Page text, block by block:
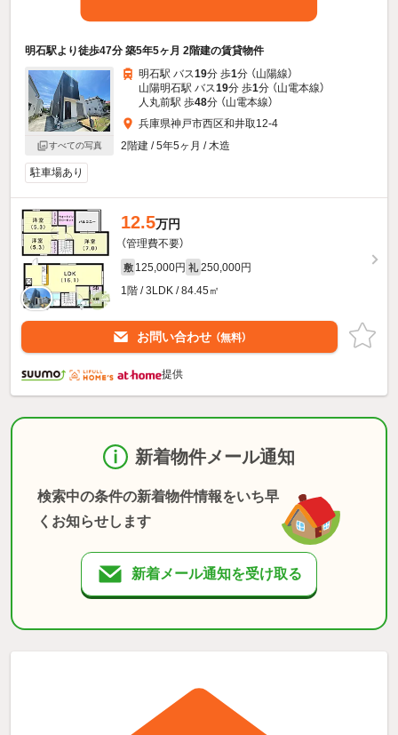
明石駅より徒歩47分 築5年5ヶ月 2階建の賃貸物件
すべての写真
明石駅 バス19分 歩1分 （山陽線）
山陽明石駅 バス19分 歩1分 （山電本線）
人丸前駅 歩48分 （山電本線）
兵庫県神戸市西区和井取12-4
2階建 / 5年5ヶ月 / 木造
駐車場あり
12.5万円
（管理費不要）
敷 125,000円 礼 250,000円
1階 / 3LDK / 84.45㎡
お問い合わせ （無料）
提供
新着物件メール通知
検索中の条件の新着物件情報をいち早
くお知らせします
新着メール通知を受け取る